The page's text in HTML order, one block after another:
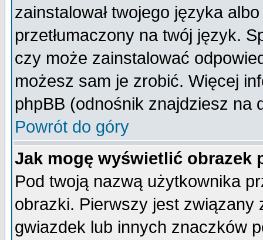
zainstalował twojego języka
przetłumaczony na twój język.
czy może zainstalować
możesz sam je zrobić. Więcej
phpBB (odnośnik znajdziesz na
Powrót do góry
Jak mogę wyświetlić obrazek
Pod twoją nazwą użytkownika
obrazki. Pierwszy jest
gwiazdek lub innych znaczków